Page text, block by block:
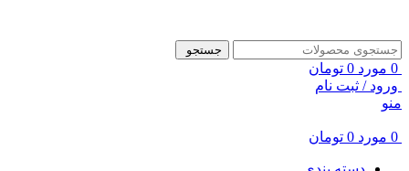
جستجو
0 مورد 0 تومان
ورود / ثبت نام
منو
0 مورد 0 تومان